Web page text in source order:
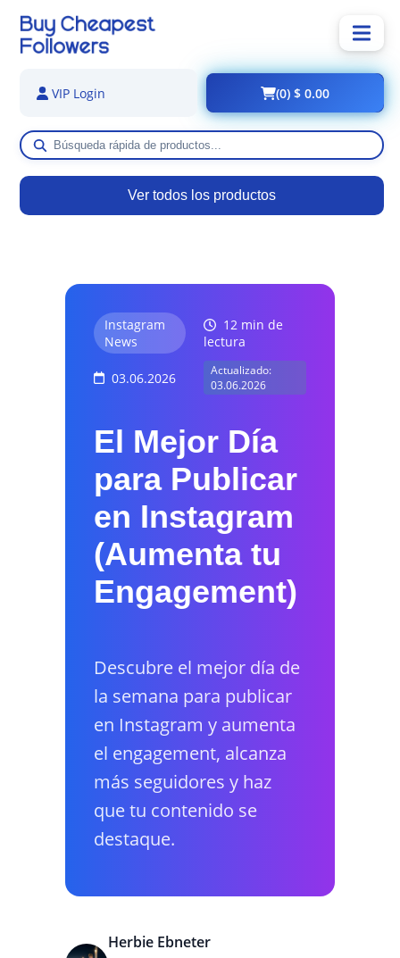
Ver todos los productos
VIP Login (0) $ 0.00
Instagram
News
12 min de
lectura
03.06.2026
Actualizado:
03.06.2026
El Mejor Día
para Publicar
en Instagram
(Aumenta tu
Engagement)
Descubre el mejor día de
la semana para publicar
en Instagram y aumenta
el engagement, alcanza
más seguidores y haz
que tu contenido se
destaque.
Herbie Ebneter